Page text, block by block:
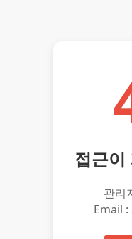
접근이
관리
Email